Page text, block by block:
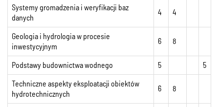
Systemy gromadzenia i weryfikacji baz
danych
4 4
Geologia i hydrologia w procesie
inwestycyjnym
6 8
Podstawy budownictwa wodnego 5
5
Techniczne aspekty eksploatacji obiektów
hydrotechnicznych
6 8